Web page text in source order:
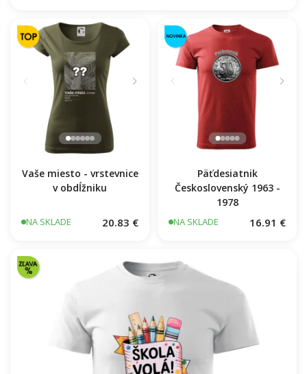
Vaše miesto - vrstevnice
v obdĺžniku
NA SKLADE 20.83 €
Päťdesiatnik
Československý 1963 -
1978
NA SKLADE 16.91 €